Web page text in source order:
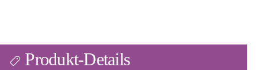
Produkt-Details